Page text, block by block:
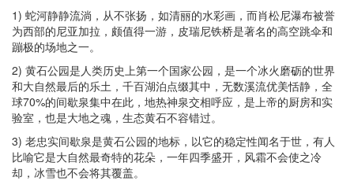
1) 蛇河静静流淌，从不张扬，如清丽的水彩画，而肖松尼瀑布被誉
为西部的尼亚加拉，颇值得一游，皮瑞尼铁桥是著名的高空跳伞和
蹦极的场地之一。
2) 黄石公园是人类历史上第一个国家公园，是一个冰火磨砺的世界
和大自然最后的乐土，千百湖泊点缀其中，无数溪流优美恬静，全
球70%的间歇泉集中在此，地热神泉交相呼应，是上帝的厨房和实
验室，也是大地之魂，生态黄石不容错过。
3) 老忠实间歇泉是黄石公园的地标，以它的稳定性闻名于世，有人
比喻它是大自然最奇特的花朵，一年四季盛开，风霜不会使之冷
却，冰雪也不会将其覆盖。